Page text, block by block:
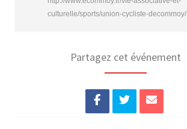
culturelle/sports/union-cycliste-decommoy/
Partagez cet événement